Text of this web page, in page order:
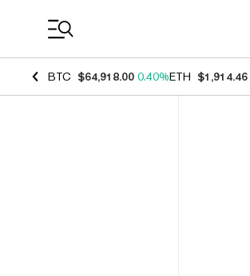
BTC $64,918.00 0.40%ETH $1,914.46